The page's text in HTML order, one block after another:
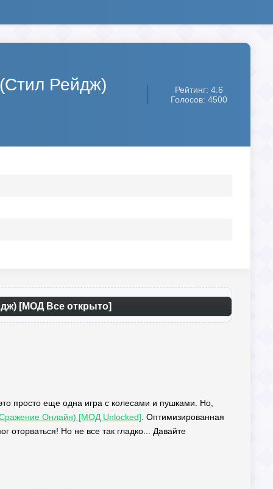
Рейдж)
Рейтинг: 4.6
Голосов: 4500
[МОД Все открыто]
просто еще одна игра с колесами и пушками. Но,
Онлайн) [МОД Unlocked] . Оптимизированная
оторваться! Но не все так гладко... Давайте